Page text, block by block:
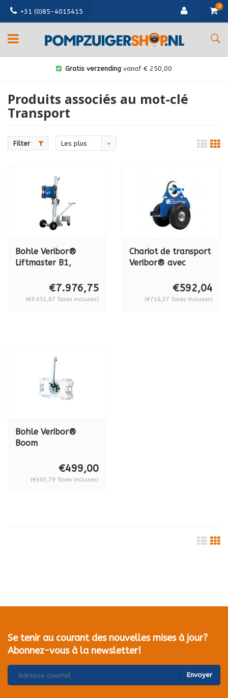
+31 (0)85-4015415
0
Gratis verzending vanaf € 250,00
Produits associés au mot-clé
Transport
Filter
Les plus
Bohle Veribor®
Liftmaster B1,
avec 2 systèmes de
vide Liftmaster BO
€7.976,75
(€9.651,87 Taxes incluses)
Chariot de transport
Veribor® avec
€592,04
(€716,37 Taxes incluses)
Bohle Veribor®
Boom
88.026 pour
pallonier
€499,00
(€603,79 Taxes incluses)
Se tenir au courant des nouvelles mises à jour?
Abonnez-vous à la newsletter!
Envoyer